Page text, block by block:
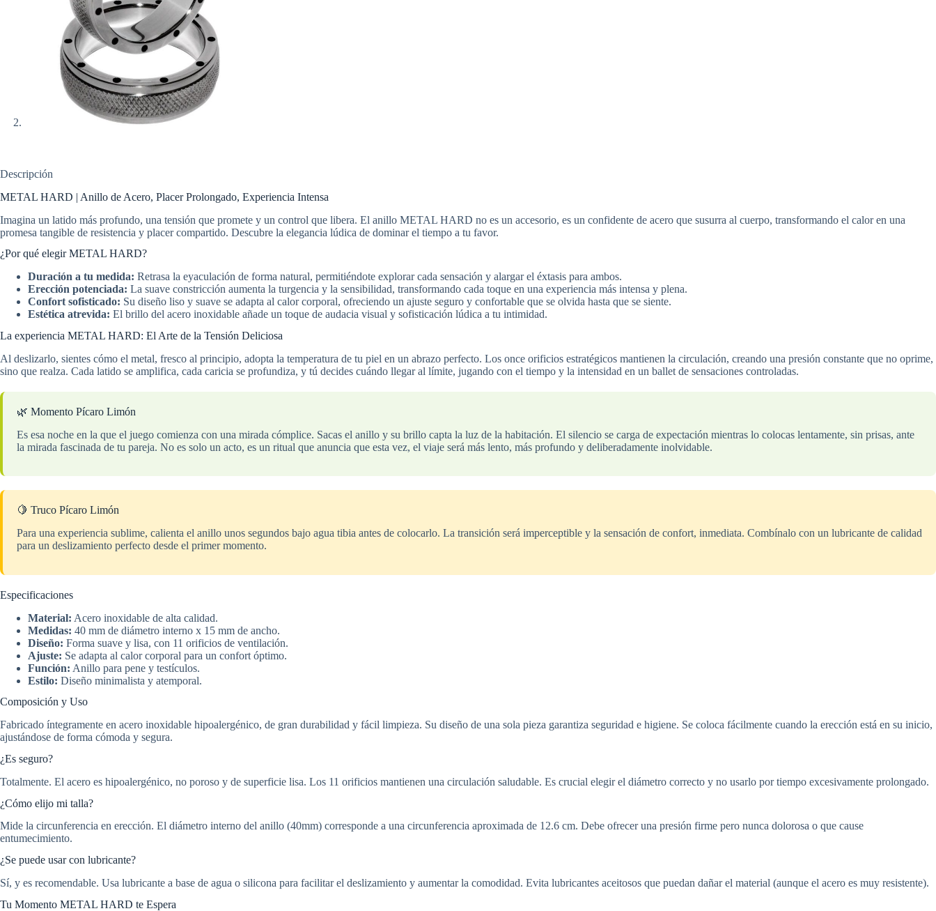
Descripción
METAL HARD | Anillo de Acero, Placer Prolongado, Experiencia Intensa
Imagina un latido más profundo, una tensión que promete y un control que libera. El anillo METAL HARD no es un accesorio, es un confidente de acero que susurra al cuerpo, transformando el calor en una
promesa tangible de resistencia y placer compartido. Descubre la elegancia lúdica de dominar el tiempo a tu favor.
¿Por qué elegir METAL HARD?
Duración a tu medida: Retrasa la eyaculación de forma natural, permitiéndote explorar cada sensación y alargar el éxtasis para ambos.
Erección potenciada: La suave constricción aumenta la turgencia y la sensibilidad, transformando cada toque en una experiencia más intensa y plena.
Confort sofisticado: Su diseño liso y suave se adapta al calor corporal, ofreciendo un ajuste seguro y confortable que se olvida hasta que se siente.
Estética atrevida: El brillo del acero inoxidable añade un toque de audacia visual y sofisticación lúdica a tu intimidad.
La experiencia METAL HARD: El Arte de la Tensión Deliciosa
Al deslizarlo, sientes cómo el metal, fresco al principio, adopta la temperatura de tu piel en un abrazo perfecto. Los once orificios estratégicos mantienen la circulación, creando una presión constante que no oprime,
sino que realza. Cada latido se amplifica, cada caricia se profundiza, y tú decides cuándo llegar al límite, jugando con el tiempo y la intensidad en un ballet de sensaciones controladas.
🌿 Momento Pícaro Limón
Es esa noche en la que el juego comienza con una mirada cómplice. Sacas el anillo y su brillo capta la luz de la habitación. El silencio se carga de expectación mientras lo colocas lentamente, sin prisas, ante
la mirada fascinada de tu pareja. No es solo un acto, es un ritual que anuncia que esta vez, el viaje será más lento, más profundo y deliberadamente inolvidable.
🍋 Truco Pícaro Limón
Para una experiencia sublime, calienta el anillo unos segundos bajo agua tibia antes de colocarlo. La transición será imperceptible y la sensación de confort, inmediata. Combínalo con un lubricante de calidad
para un deslizamiento perfecto desde el primer momento.
Especificaciones
Material: Acero inoxidable de alta calidad.
Medidas: 40 mm de diámetro interno x 15 mm de ancho.
Diseño: Forma suave y lisa, con 11 orificios de ventilación.
Ajuste: Se adapta al calor corporal para un confort óptimo.
Función: Anillo para pene y testículos.
Estilo: Diseño minimalista y atemporal.
Composición y Uso
Fabricado íntegramente en acero inoxidable hipoalergénico, de gran durabilidad y fácil limpieza. Su diseño de una sola pieza garantiza seguridad e higiene. Se coloca fácilmente cuando la erección está en su inicio,
ajustándose de forma cómoda y segura.
¿Es seguro?
Totalmente. El acero es hipoalergénico, no poroso y de superficie lisa. Los 11 orificios mantienen una circulación saludable. Es crucial elegir el diámetro correcto y no usarlo por tiempo excesivamente prolongado.
¿Cómo elijo mi talla?
Mide la circunferencia en erección. El diámetro interno del anillo (40mm) corresponde a una circunferencia aproximada de 12.6 cm. Debe ofrecer una presión firme pero nunca dolorosa o que cause
entumecimiento.
¿Se puede usar con lubricante?
Sí, y es recomendable. Usa lubricante a base de agua o silicona para facilitar el deslizamiento y aumentar la comodidad. Evita lubricantes aceitosos que puedan dañar el material (aunque el acero es muy resistente).
Tu Momento METAL HARD te Espera